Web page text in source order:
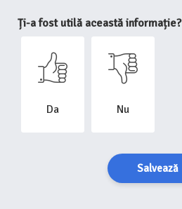
Ți-a fost utilă această informație?
Da Nu
Salvează